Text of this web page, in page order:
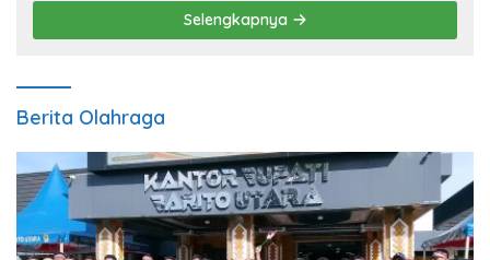
Selengkapnya
Berita Olahraga